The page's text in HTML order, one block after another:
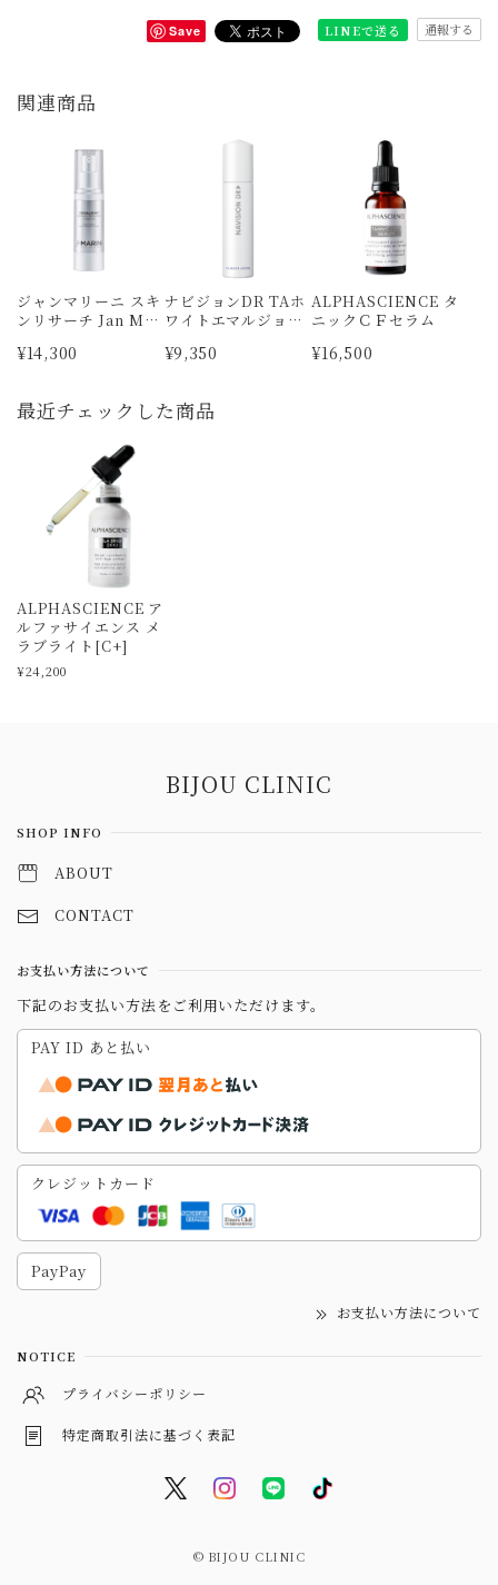
Save LINEで送る 通報する
関連商品
ジャンマリーニ スキ
ンリサーチ Jan MA
フェイスローション
¥14,300
ナビジョンDR TAホ
ワイトエマルジョン
¥9,350
ALPHASCIENCE タ
ニックＣＦセラム
¥16,500
最近チェックした商品
ALPHASCIENCE ア
ルファサイエンス メ
ラブライト[C+]
¥24,200
BIJOU CLINIC
SHOP INFO
ABOUT
CONTACT
お支払い方法について
下記のお支払い方法をご利用いただけます。
PAY ID あと払い
クレジットカード
PayPay
お支払い方法について
NOTICE
プライバシーポリシー
特定商取引法に基づく表記
© BIJOU CLINIC